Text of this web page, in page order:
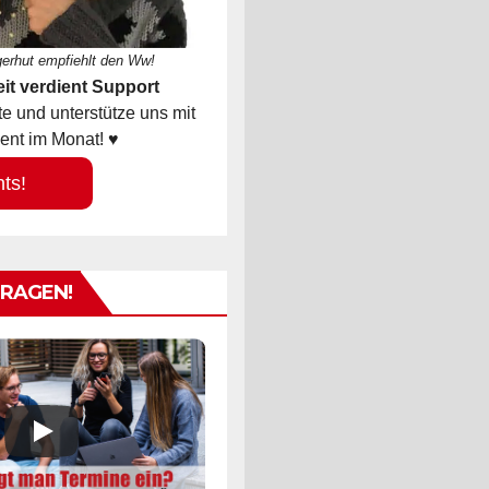
empfiehlt den Ww!
verdient Support
und unterstütze uns mit
im Monat! ♥